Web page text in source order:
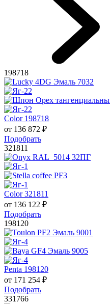
198718
Color 198718
от 136 872 ₽
Подобрать
321811
Color 321811
от 136 122 ₽
Подобрать
198120
Penta 198120
от 171 254 ₽
Подобрать
331766